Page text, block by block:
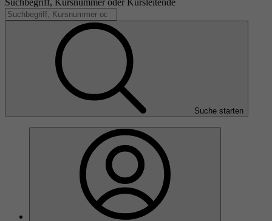
Suchbegriff, Kursnummer oder Kursleitende
Suche starten